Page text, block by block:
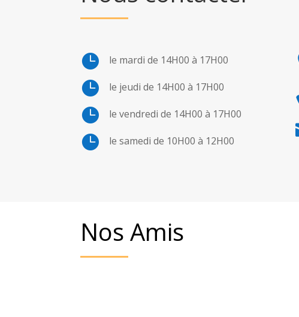
 le mardi de 14H00 à 17H00
 le jeudi de 14H00 à 17H00
 le vendredi de 14H00 à 17H00
 le samedi de 10H00 à 12H00
Nos Amis